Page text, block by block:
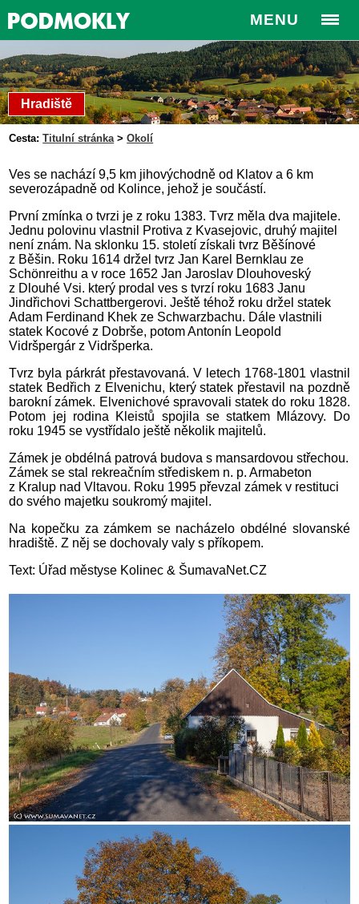
MENU
Hradiště
Cesta: Titulní stránka>Okolí
Ves se nachází 9,5 km jihovýchodně od Klatov a 6 km
severozápadně od Kolince, jehož je součástí.
První zmínka o tvrzi je z roku 1383. Tvrz měla dva majitele.
Jednu polovinu vlastnil Protiva z Kvasejovic, druhý majitel
není znám. Na sklonku 15. století získali tvrz Běšínové
z Běšin. Roku 1614 držel tvrz Jan Karel Bernklau ze
Schönreithu a v roce 1652 Jan Jaroslav Dlouhoveský
z Dlouhé Vsi. který prodal ves s tvrzí roku 1683 Janu
Jindřichovi Schattbergerovi. Ještě téhož roku držel statek
Adam Ferdinand Khek ze Schwarzbachu. Dále vlastnili
statek Kocové z Dobrše, potom Antonín Leopold
Vidršpergár z Vidršperka.
Tvrz byla párkrát přestavovaná. V letech 1768-1801 vlastnil
statek Bedřich z Elvenichu, který statek přestavil na pozdně
barokní zámek. Elvenichové spravovali statek do roku 1828.
Potom jej rodina Kleistů spojila se statkem Mlázovy. Do
roku 1945 se vystřídalo ještě několik majitelů.
Zámek je obdélná patrová budova s mansardovou střechou.
Zámek se stal rekreačním střediskem n. p. Armabeton
z Kralup nad Vltavou. Roku 1995 převzal zámek v restituci
do svého majetku soukromý majitel.
Na kopečku za zámkem se nacházelo obdélné slovanské
hradiště. Z něj se dochovaly valy s příkopem.
Text: Úřad městyse Kolinec & ŠumavaNet.CZ